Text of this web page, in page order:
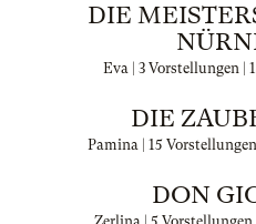
DIE
Eva | 3 Vorstellungen |
DIE
Pamina | 15 Vorstellungen
DON